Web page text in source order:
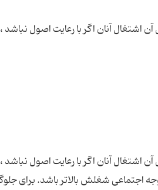
اشتغال آنان اگر با رعایت اصول